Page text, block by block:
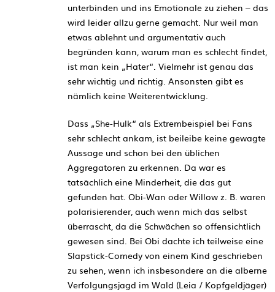
unterbinden und ins Emotionale zu ziehen – das
wird leider allzu gerne gemacht. Nur weil man
etwas ablehnt und argumentativ auch
begründen kann, warum man es schlecht findet,
ist man kein „Hater“. Vielmehr ist genau das
sehr wichtig und richtig. Ansonsten gibt es
nämlich keine Weiterentwicklung.
Dass „She-Hulk“ als Extrembeispiel bei Fans
sehr schlecht ankam, ist beileibe keine gewagte
Aussage und schon bei den üblichen
Aggregatoren zu erkennen. Da war es
tatsächlich eine Minderheit, die das gut
gefunden hat. Obi-Wan oder Willow z. B. waren
polarisierender, auch wenn mich das selbst
überrascht, da die Schwächen so offensichtlich
gewesen sind. Bei Obi dachte ich teilweise eine
Slapstick-Comedy von einem Kind geschrieben
zu sehen, wenn ich insbesondere an die alberne
Verfolgungsjagd im Wald (Leia / Kopfgeldjäger)